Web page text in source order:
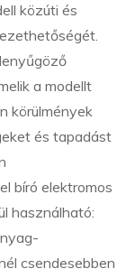
közúti és
a modellt
körülmények
és tapadást
bíró elektromos
használható:
csendesebben